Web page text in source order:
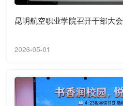
昆明航空职业学院召开干部大会
2026-05-01